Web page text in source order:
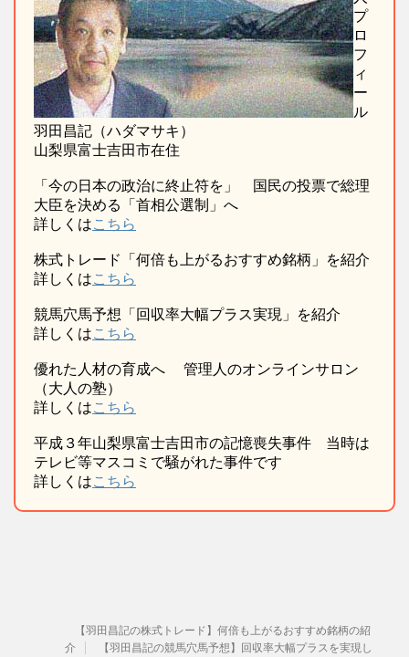
プ
ロ
フ
ィ
ー
ル
羽田昌記（ハダマサキ）
山梨県富士吉田市在住
「今の日本の政治に終止符を」 国民の投票で総理
大臣を決める「首相公選制」へ
詳しくはこちら
株式トレード「何倍も上がるおすすめ銘柄」を紹介
詳しくはこちら
競馬穴馬予想「回収率大幅プラス実現」を紹介
詳しくはこちら
優れた人材の育成へ 管理人のオンラインサロン
（大人の塾）
詳しくはこちら
平成３年山梨県富士吉田市の記憶喪失事件 当時は
テレビ等マスコミで騒がれた事件です
詳しくはこちら
【羽田昌記の株式トレード】何倍も上がるおすすめ銘柄の紹
介
【羽田昌記の競馬穴馬予想】回収率大幅プラスを実現し